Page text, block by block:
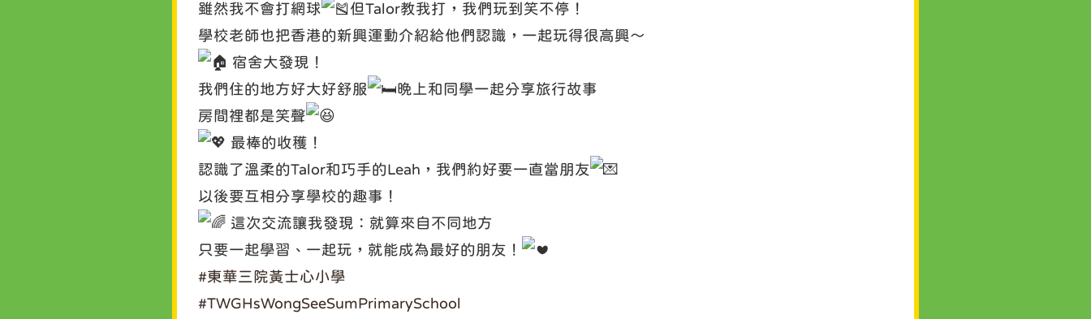
雖然我不會打網球
但Talor教我打，我們玩到笑不停！
學校老師也把香港的新興運動介紹給他們認識，一起玩得很高興～
宿舍大發現！
我們住的地方好大好舒服
晚上和同學一起分享旅行故事
房間裡都是笑聲
最棒的收穫！
認識了溫柔的Talor和巧手的Leah，我們約好要一直當朋友
以後要互相分享學校的趣事！
這次交流讓我發現：就算來自不同地方
只要一起學習、一起玩，就能成為最好的朋友！
#東華三院黃士心小學
#TWGHsWongSeeSumPrimarySchool